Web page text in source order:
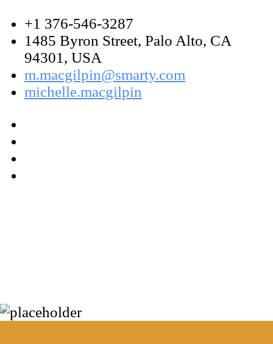
+1 376-546-3287
1485 Byron Street, Palo Alto, CA
94301, USA
m.macgilpin@smarty.com
michelle.macgilpin